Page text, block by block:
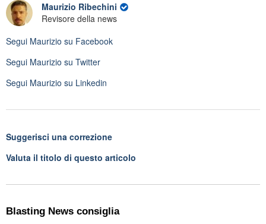
Maurizio Ribechini
Revisore della news
Segui Maurizio su Facebook
Segui Maurizio su Twitter
Segui Maurizio su Linkedin
Suggerisci una correzione
Valuta il titolo di questo articolo
Blasting News consiglia